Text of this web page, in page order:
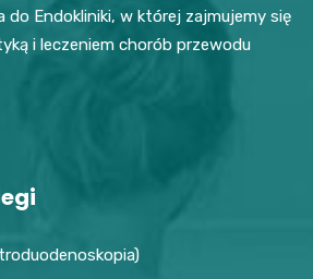
do Endokliniki, w której zajmujemy się
i leczeniem chorób przewodu